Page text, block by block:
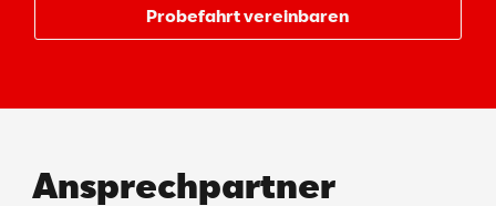
Probefahrt vereinbaren
Ansprechpartner